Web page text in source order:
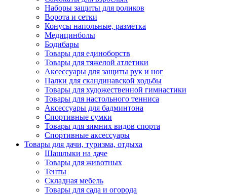
Наборы защиты для роликов
Ворота и сетки
Конусы напольные, разметка
Медицинболы
Бодибары
Товары для единоборств
Товары для тяжелой атлетики
Аксессуары для защиты рук и ног
Палки для скандинавской ходьбы
Товары для художественной гимнастики
Товары для настольного тенниса
Аксессуары для бадминтона
Спортивные сумки
Товары для зимних видов спорта
Спортивные аксессуары
Товары для дачи, туризма, отдыха
Шашлыки на даче
Товары для животных
Тенты
Складная мебель
Товары для сада и огорода